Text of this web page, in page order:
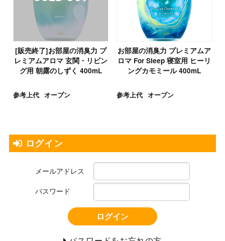
[販売終了]お部屋の消臭力 プ
レミアムアロマ 玄関・リビン
グ用 朝露のしずく 400mL
参考上代 オープン
お部屋の消臭力 プレミアムア
ロマ For Sleep 寝室用 ヒーリ
ングカモミール 400mL
参考上代 オープン
ログイン
メールアドレス
パスワード
ログイン